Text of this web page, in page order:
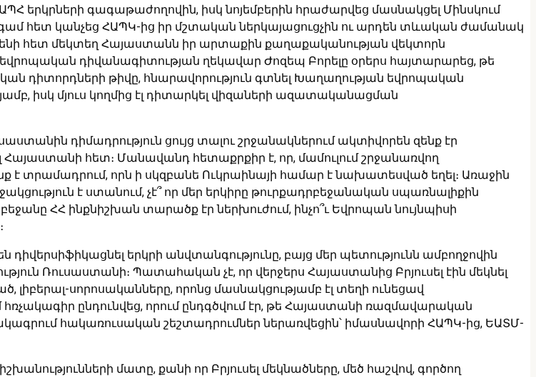
երկրների գագաթաժողովին, իսկ նոյեմբերին հրաժարվեց մասնակցել Մինսկում
հետ կանչեց ՀԱՊԿ-ից իր մշտական ներկայացուցչին ու արդեն տևական ժամանակ
հետ մեկտեղ Հայաստանն իր արտաքին քաղաքականության վեկտորն
դիվանագիտության ղեկավար Ժոզեպ Բորելը օրերս հայտարարեց, թե
դիտորդների թիվը, հնարավորություն գտնել Խաղաղության եվրոպական
իսկ մյուս կողմից էլ դիտարկել վիզաների ազատականացման
դիմադրություն ցույց տալու շրջանակներում ակտիվորեն զենք էր
հետ։ Մանավանդ հետաքրքիր է, որ, մամուլում շրջանառվող
է տրամադրում, որն ի սկզբանե Ուկրաինայի համար է նախատեսված եղել։ Առաջին
է ստանում, չէ՞ որ մեր երկիրը թուրքադրբեջանական սպառնալիքին
ՀՀ ինքնիշխան տարածք էր ներխուժում, ինչո՞ւ Եվրոպան նույնպիսի
դիվերսիֆիկացնել երկրի անվտանգությունը, բայց մեր պետությունն ամբողջովին
Ռուսաստանի։ Պատահական չէ, որ վերջերս Հայաստանից Բրյուսել էին մեկնել
սորոսականները, որոնց մասնակցությամբ էլ տեղի ունեցավ
ընդունվեց, որում ընդգծվում էր, թե Հայաստանի ռազմավարական
հակառուսական շեշտադրումներ ներառվեցին՝ իմասնավորի ՀԱՊԿ-ից, ԵԱՏՄ-
մատը, քանի որ Բրյուսել մեկնածները, մեծ հաշվով, գործող